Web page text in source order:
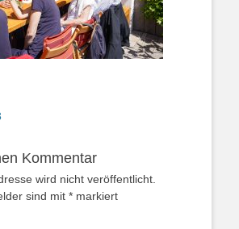
Kommentar
wird nicht veröffentlicht.
sind mit * markiert